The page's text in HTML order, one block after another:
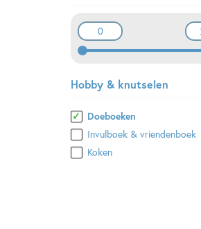
Hobby & knutselen
Doeboeken
Invulboek & vriendenboek
Koken